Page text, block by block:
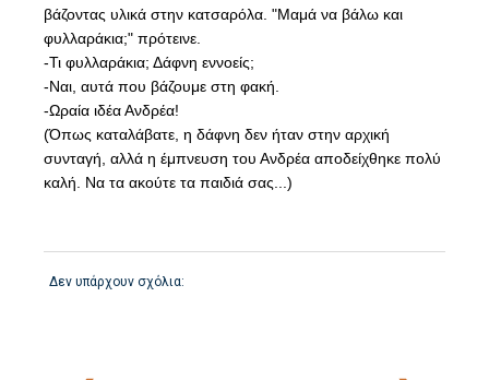
βάζοντας υλικά στην κατσαρόλα. "Μαμά να βάλω και
φυλλαράκια;" πρότεινε.
-Τι φυλλαράκια; Δάφνη εννοείς;
-Ναι, αυτά που βάζουμε στη φακή.
-Ωραία ιδέα Ανδρέα!
(Όπως καταλάβατε, η δάφνη δεν ήταν στην αρχική
συνταγή, αλλά η έμπνευση του Ανδρέα αποδείχθηκε πολύ
καλή. Να τα ακούτε τα παιδιά σας...)
Δεν υπάρχουν σχόλια: